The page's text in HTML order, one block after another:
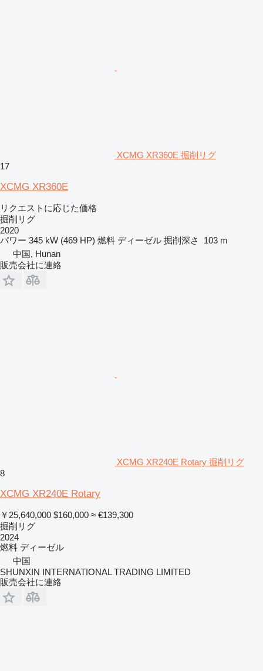
XCMG XR360E 掘削リグ
17
XCMG XR360E
リクエストに応じた価格
掘削リグ
2020
パワー 345 kW (469 HP) 燃料 ディーゼル 掘削深さ
103 m
中国, Hunan
販売会社に連絡
XCMG XR240E Rotary 掘削リグ
8
XCMG XR240E Rotary
￥25,640,000 $160,000 ≈ €139,300
掘削リグ
2024
燃料 ディーゼル
中国
SHUNXIN INTERNATIONAL TRADING LIMITED
販売会社に連絡